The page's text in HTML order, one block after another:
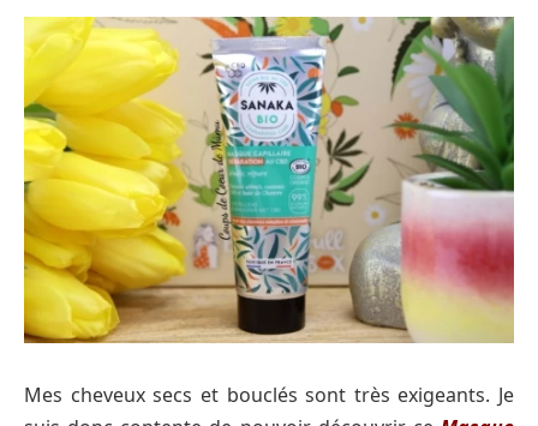
Mes cheveux secs et bouclés sont très exigeants. Je